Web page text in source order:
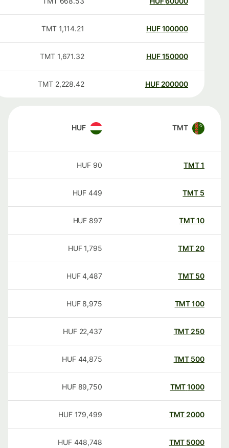
100000
HUF
1,114.21
TMT
150000
HUF
1,671.32
TMT
200000
HUF
2,228.42
TMT
TMT
HUF
TMT
90
HUF
TMT
449
HUF
TMT
897
HUF
20
TMT
1,795
HUF
50
TMT
4,487
HUF
100
TMT
8,975
HUF
250
TMT
22,437
HUF
500
TMT
44,875
HUF
1000
TMT
89,750
HUF
2000
TMT
179,499
HUF
5000
TMT
448,748
HUF